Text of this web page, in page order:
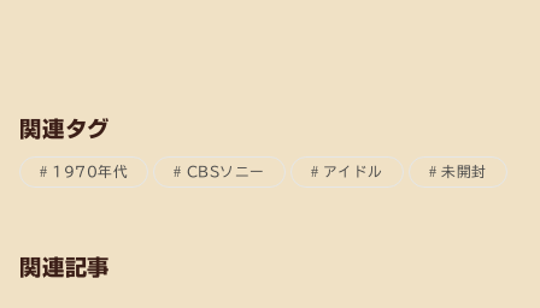
関連タグ
1970年代 CBSソニー アイドル 未開封
関連記事